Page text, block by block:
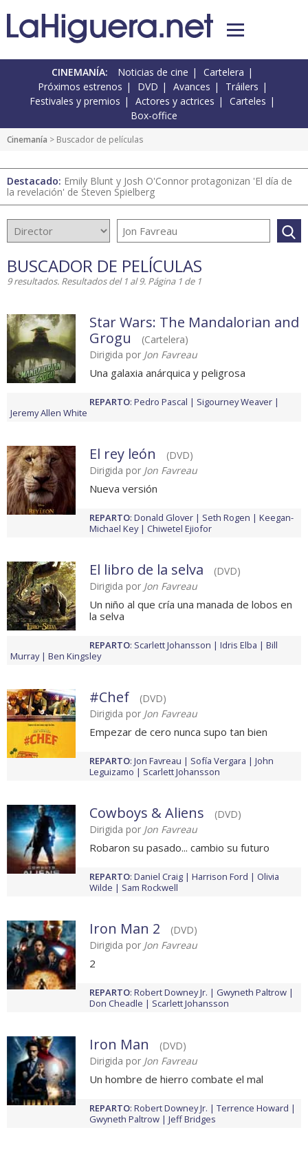
CINEMANÍA: Noticias de cine
Cartelera
Próximos estrenos
DVD Avances
Tráilers
Festivales y premios
Actores y actrices
Carteles
Box-office
Cinemanía > Buscador de películas
Destacado: Emily Blunt y Josh O'Connor protagonizan 'El día de
la revelación' de Steven Spielberg
BUSCADOR DE PELÍCULAS
9 resultados. Resultados del 1 al 9. Página 1 de 1
Star Wars: The Mandalorian and
Grogu
(Cartelera)
Dirigida por Jon Favreau
Una galaxia anárquica y peligrosa
REPARTO: Pedro Pascal
Sigourney Weaver
Jeremy Allen White
El rey león
(DVD)
Dirigida por Jon Favreau
Nueva versión
REPARTO: Donald Glover Seth Rogen
Keegan-
Michael Key
Chiwetel Ejiofor
El libro de la selva
(DVD)
Dirigida por Jon Favreau
Un niño al que cría una manada de lobos en
la selva
REPARTO: Scarlett Johansson Idris Elba
Bill
Murray
Ben Kingsley
#Chef
(DVD)
Dirigida por Jon Favreau
Empezar de cero nunca supo tan bien
REPARTO: Jon Favreau Sofía Vergara
John
Leguizamo
Scarlett Johansson
Cowboys & Aliens
(DVD)
Dirigida por Jon Favreau
Robaron su pasado... cambio su futuro
REPARTO: Daniel Craig Harrison Ford
Olivia
Wilde
Sam Rockwell
Iron Man 2
(DVD)
Dirigida por Jon Favreau
2
REPARTO: Robert Downey Jr.
Gwyneth Paltrow
Don Cheadle
Scarlett Johansson
Iron Man
(DVD)
Dirigida por Jon Favreau
Un hombre de hierro combate el mal
REPARTO: Robert Downey Jr.
Terrence Howard
Gwyneth Paltrow
Jeff Bridges